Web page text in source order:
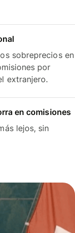
sobreprecios en
por
extranjero.
en comisiones
lejos, sin